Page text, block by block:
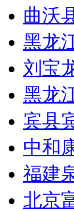
曲沃
黑龙
刘宝
黑龙
宾县
中和
福建
北京